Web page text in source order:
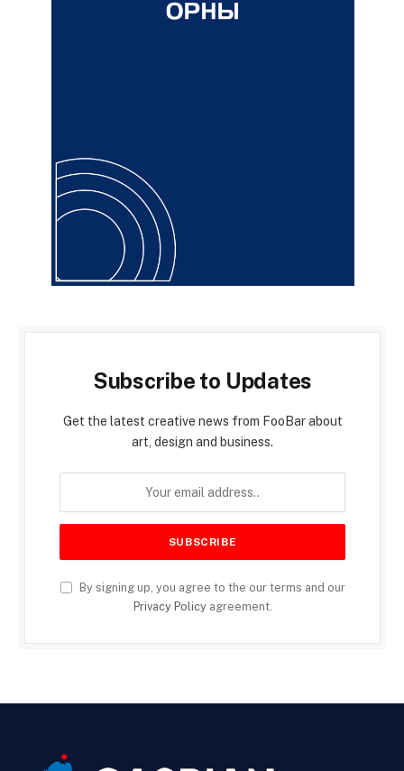
Subscribe to Updates
Get the latest creative news from FooBar about
art, design and business.
By signing up, you agree to the our terms and our
Privacy Policyagreement.